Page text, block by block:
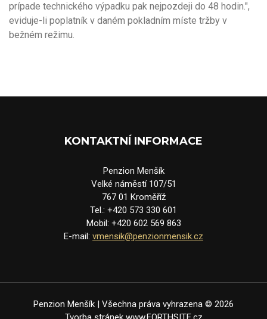
prípade technického výpadku pak nejpozdeji do 48 hodin.",
eviduje-li poplatník v daném pokladním míste tržby v
bežném režimu.
KONTAKTNÍ INFORMACE
Penzion Menšík
Velké náměstí 107/51
767 01 Kroměříž
Tel.: +420 573 330 601
Mobil: +420 602 569 863
E-mail: vmensik@penzionmensik.cz
Penzion Menšík | Všechna práva vyhrazena © 2026